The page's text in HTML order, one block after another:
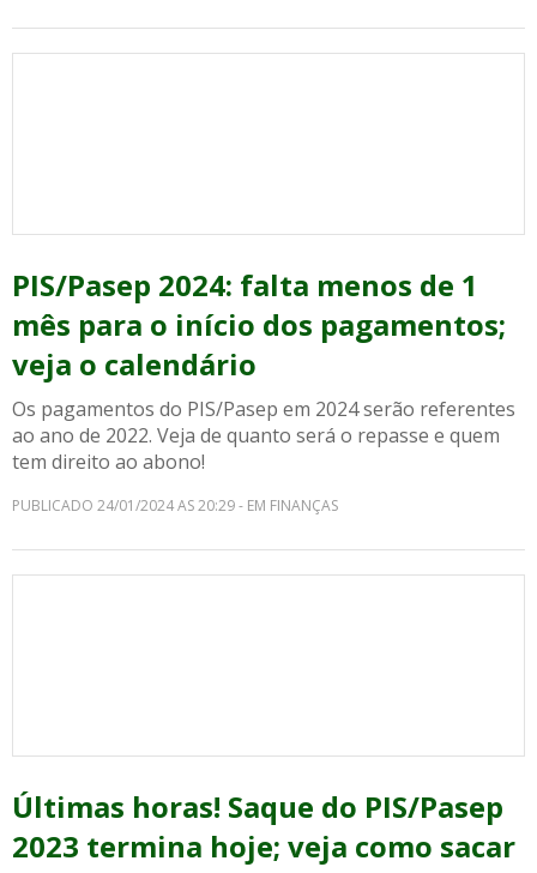
PIS/Pasep 2024: falta menos de 1
mês para o início dos pagamentos;
veja o calendário
Os pagamentos do PIS/Pasep em 2024 serão referentes
ao ano de 2022. Veja de quanto será o repasse e quem
tem direito ao abono!
PUBLICADO 24/01/2024 AS 20:29 - EM FINANÇAS
Últimas horas! Saque do PIS/Pasep
2023 termina hoje; veja como sacar